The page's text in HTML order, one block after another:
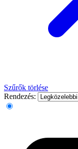
Szűrők törlése
Rendezés: